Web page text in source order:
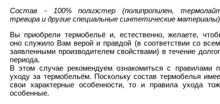
Состав - 100% полиэстер (полипропилен,
тревира и другие специальные синтетические
Вы приобрели термобельё и, естественно, желаете,
оно служило Вам верой и правдой (в соответствии со
заявленными производителем свойствами) в течение
периода.
В этом случае рекомендуем ознакомиться с правилами
уходу за термобельём. Поскольку состав термобелья
свои характерные особенности, то и правила ухода
особенные.